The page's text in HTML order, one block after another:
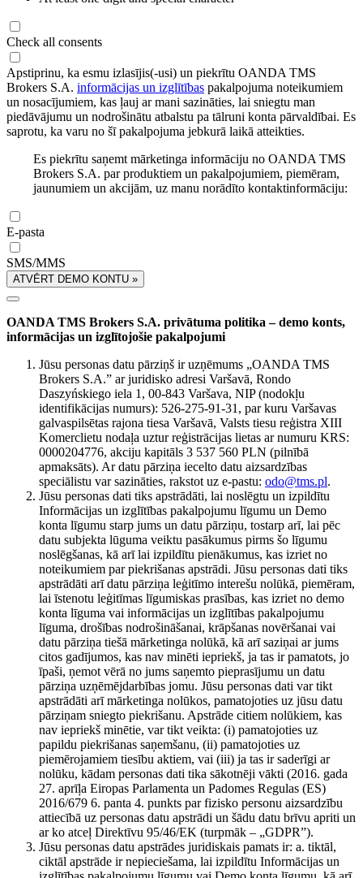
Check all consents
Apstiprinu, ka esmu izlasījis(-usi) un piekrītu OANDA TMS
Brokers S.A. informācijas un izglītības pakalpojuma noteikumiem
un nosacījumiem, kas ļauj ar mani sazināties, lai sniegtu man
piedāvājumu un nodrošinātu atbalstu pa tālruni konta pārvaldībai. Es
saprotu, ka varu no šī pakalpojuma jebkurā laikā atteikties.
Es piekrītu saņemt mārketinga informāciju no OANDA TMS
Brokers S.A. par produktiem un pakalpojumiem, piemēram,
jaunumiem un akcijām, uz manu norādīto kontaktinformāciju:
E-pasta
SMS/MMS
ATVĒRT DEMO KONTU »
OANDA TMS Brokers S.A. privātuma politika – demo konts,
informācijas un izglītojošie pakalpojumi
Jūsu personas datu pārziņš ir uzņēmums „OANDA TMS
Brokers S.A.” ar juridisko adresi Varšavā, Rondo
Daszyńskiego iela 1, 00-843 Varšava, NIP (nodokļu
identifikācijas numurs): 526-275-91-31, par kuru Varšavas
galvaspilsētas rajona tiesa Varšavā, Valsts tiesu reģistra XIII
Komerclietu nodaļa uztur reģistrācijas lietas ar numuru KRS:
0000204776, akciju kapitāls 3 537 560 PLN (pilnībā
apmaksāts). Ar datu pārziņa iecelto datu aizsardzības
speciālistu var sazināties, rakstot uz e-pastu: odo@tms.pl.
Jūsu personas dati tiks apstrādāti, lai noslēgtu un izpildītu
Informācijas un izglītības pakalpojumu līgumu un Demo
konta līgumu starp jums un datu pārziņu, tostarp arī, lai pēc
datu subjekta lūguma veiktu pasākumus pirms šo līgumu
noslēgšanas, kā arī lai izpildītu pienākumus, kas izriet no
noteikumiem par piekrišanas apstrādi. Jūsu personas dati tiks
apstrādāti arī datu pārziņa leģitīmo interešu nolūkā, piemēram,
lai īstenotu leģitīmas līgumiskas prasības, kas izriet no demo
konta līguma vai informācijas un izglītības pakalpojumu
līguma, drošības nodrošināšanai, krāpšanas novēršanai vai
datu pārziņa tiešā mārketinga nolūkā, kā arī saziņai ar jums
citos gadījumos, kas nav minēti iepriekš, ja tas ir pamatots, jo
īpaši, ņemot vērā no jums saņemto pieprasījumu un datu
pārziņa uzņēmējdarbības jomu. Jūsu personas dati var tikt
apstrādāti arī mārketinga nolūkos, pamatojoties uz jūsu datu
pārziņam sniegto piekrišanu. Apstrāde citiem nolūkiem, kas
nav iepriekš minētie, var tikt veikta: (i) pamatojoties uz
papildu piekrišanas saņemšanu, (ii) pamatojoties uz
piemērojamiem tiesību aktiem, vai (iii) ja tas ir saderīgi ar
nolūku, kādam personas dati tika sākotnēji vākti (2016. gada
27. aprīļa Eiropas Parlamenta un Padomes Regulas (ES)
2016/679 6. panta 4. punkts par fizisko personu aizsardzību
attiecībā uz personas datu apstrādi un šādu datu brīvu apriti un
ar ko atceļ Direktīvu 95/46/EK (turpmāk – „GDPR”).
Jūsu personas datu apstrādes juridiskais pamats ir: a. tiktāl,
ciktāl apstrāde ir nepieciešama, lai izpildītu Informācijas un